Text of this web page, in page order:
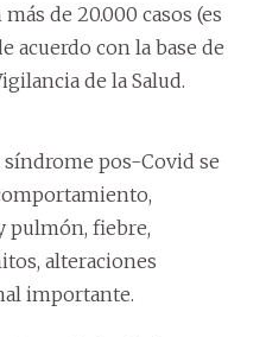
de 20.000 casos (es
acuerdo con la base de
de la Salud.
síndrome pos-Covid se
pulmón, fiebre,
alteraciones
importante.